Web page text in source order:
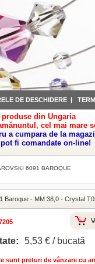
DE DESCHIDERE |
din Ungaria
cel mai mare
a cumpara de la
fi comandate on-line!
6091 BAROQUE
Baroque - MM 38,0 - Crystal
5,53 € / bucată
sunt preturi de vânzare cu